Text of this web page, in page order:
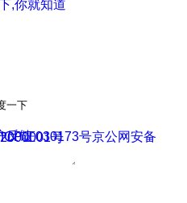
一下
反馈证030173号
号